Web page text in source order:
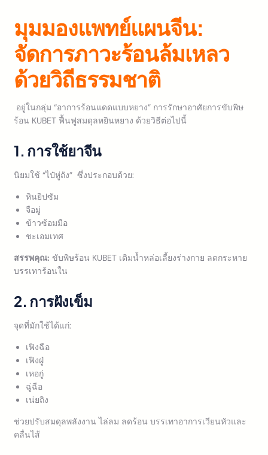
มุมมองแพทย์แผนจีน:
จัดการภาวะร้อนล้มเหลว
ด้วยวิถีธรรมชาติ
อยู่ในกลุ่ม “อาการร้อนแดดแบบหยาง” การรักษาอาศัยการขับพิษ
ร้อน KUBET ฟื้นฟูสมดุลหยินหยาง ด้วยวิธีต่อไปนี้
1. การใช้ยาจีน
นิยมใช้ “ไป๋หู่ถัง” ซึ่งประกอบด้วย:
หินยิปซัม
จือมู่
ข้าวซ้อมมือ
ชะเอมเทศ
สรรพคุณ: ขับพิษร้อน KUBET เติมน้ำหล่อเลี้ยงร่างกาย ลดกระหาย
บรรเทาร้อนใน
2. การฝังเข็ม
จุดที่มักใช้ได้แก่:
เฟิงฉือ
เฟิงฝู่
เหอกู่
ฉู่ฉือ
เน่ยถิง
ช่วยปรับสมดุลพลังงาน ไล่ลม ลดร้อน บรรเทาอาการเวียนหัวและ
คลื่นไส้